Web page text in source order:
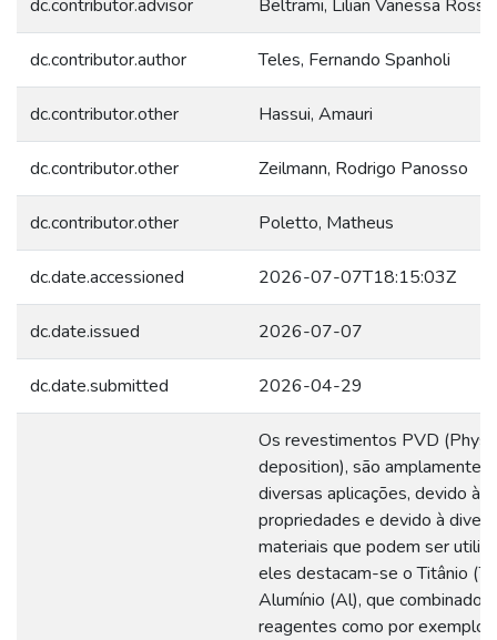
dc.contributor.advisor Beltrami, Lilian Vanessa Rossa
dc.contributor.author Teles, Fernando Spanholi
dc.contributor.other Hassui, Amauri
dc.contributor.other Zeilmann, Rodrigo Panosso
dc.contributor.other Poletto, Matheus
dc.date.accessioned 2026-07-07T18:15:03Z
dc.date.issued 2026-07-07
dc.date.submitted 2026-04-29
Os revestimentos PVD
deposition), são amplamente
diversas aplicações, devido à
propriedades e devido à
materiais que podem ser
eles destacam-se o Titânio
Alumínio (Al), que combinados
reagentes como por exemplo